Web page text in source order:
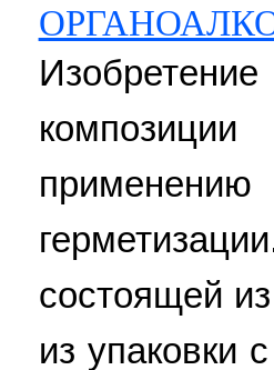
состоящей
из упаковки